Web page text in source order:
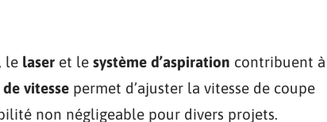
, le laser et le système d’aspiration contribuent à
vitesse permet d’ajuster la vitesse de coupe
non négligeable pour divers projets.